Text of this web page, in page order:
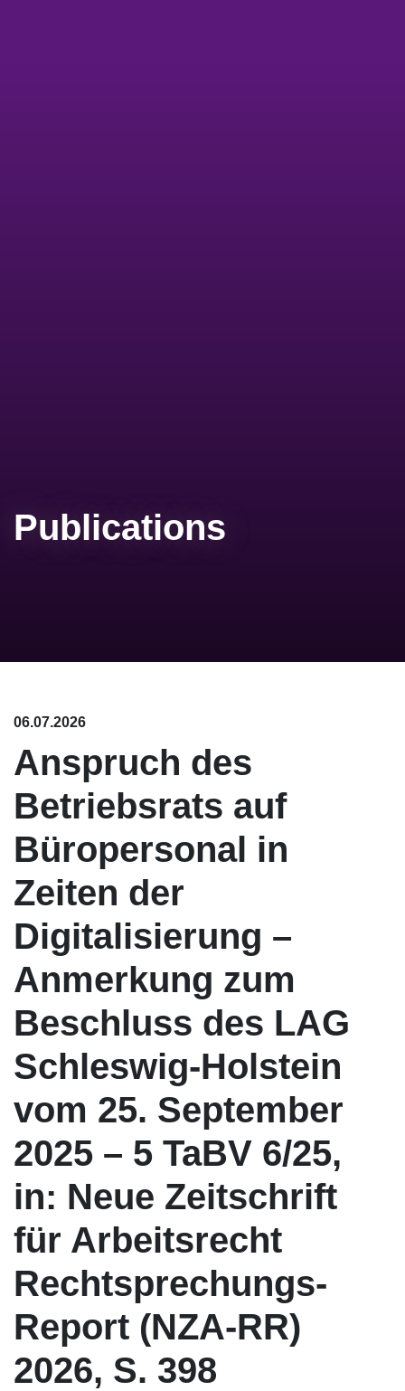
Publications
06.07.2026
Anspruch des
Betriebsrats auf
Büropersonal in
Zeiten der
Digitalisierung –
Anmerkung zum
Beschluss des LAG
Schleswig-Holstein
vom 25. September
2025 – 5 TaBV 6/25,
in: Neue Zeitschrift
für Arbeitsrecht
Rechtsprechungs-
Report (NZA-RR)
2026, S. 398